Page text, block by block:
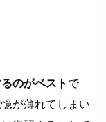
のがベスト で
が薄れてしまい